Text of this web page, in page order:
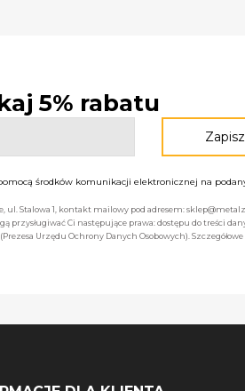
5% rabatu
środków komunikacji elektronicznej na
Stalowa 1, kontakt mailowy pod adresem:
Ci następujące prawa: dostępu do treści
Urzędu Ochrony Danych Osobowych).